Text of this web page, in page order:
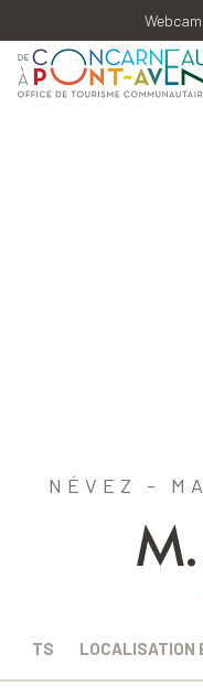
NÉVEZ -
LOCALISATION